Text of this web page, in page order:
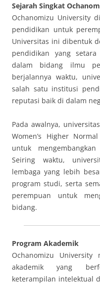
Sejarah Singkat
Ochanomizu University
pendidikan untuk
Universitas ini dibentuk
pendidikan yang
dalam bidang ilmu
berjalannya waktu,
salah satu institusi
reputasi baik di dalam
Pada awalnya,
Women’s Higher
untuk
Seiring waktu,
lembaga yang lebih
program studi, serta
perempuan untuk
bidang.
Program Akademik
Ochanomizu University
akademik yang
keterampilan intelektual